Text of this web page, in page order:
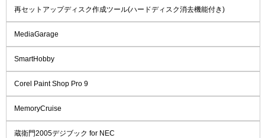
再セットアップディスク作成ツール(ハードディスク消去機能付き)
MediaGarage
SmartHobby
Corel Paint Shop Pro 9
MemoryCruise
蔵衛門2005デジブック for NEC